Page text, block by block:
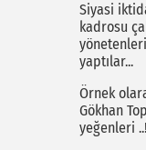
Siyasi
kadrosu
yaptılar...
Örnek
Gökhan
yeğenleri ..!